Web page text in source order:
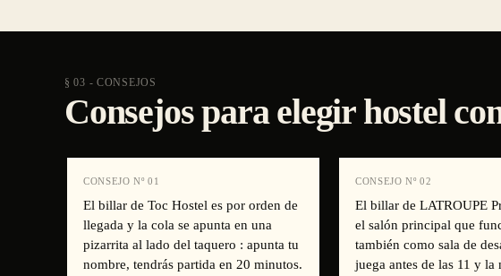
§ 03 - CONSEJOS
Consejos para elegir hostel
CONSEJO Nº 01
El billar de Toc Hostel es por orden de
llegada y la cola se apunta en una
pizarrita al lado del taquero : apunta tu
nombre, tendrás partida en 20 minutos.
CONSEJO Nº 02
El billar de LATROUPE
el salón principal que
también como sala de
juega antes de las 11 y la